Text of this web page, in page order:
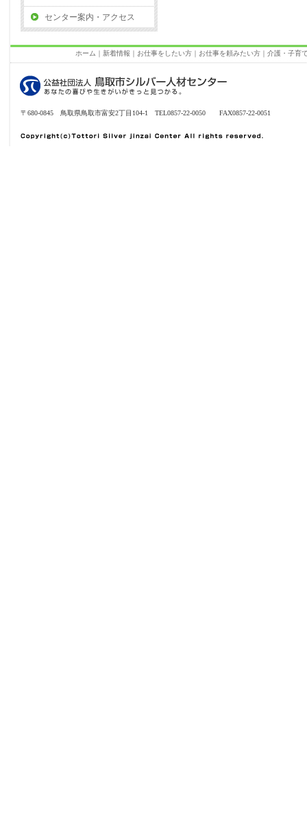
センター案内・アクセス
ホーム ｜ 新着情報 ｜ お仕事をしたい方 ｜ お仕事を頼みたい方 ｜ 介護・子育
〒680-0845 鳥取県鳥取市富安2丁目104-1 TEL0857-22-0050 FAX0857-22-0051